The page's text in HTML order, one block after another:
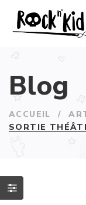
Blog
ACCUEIL /
SORTIE